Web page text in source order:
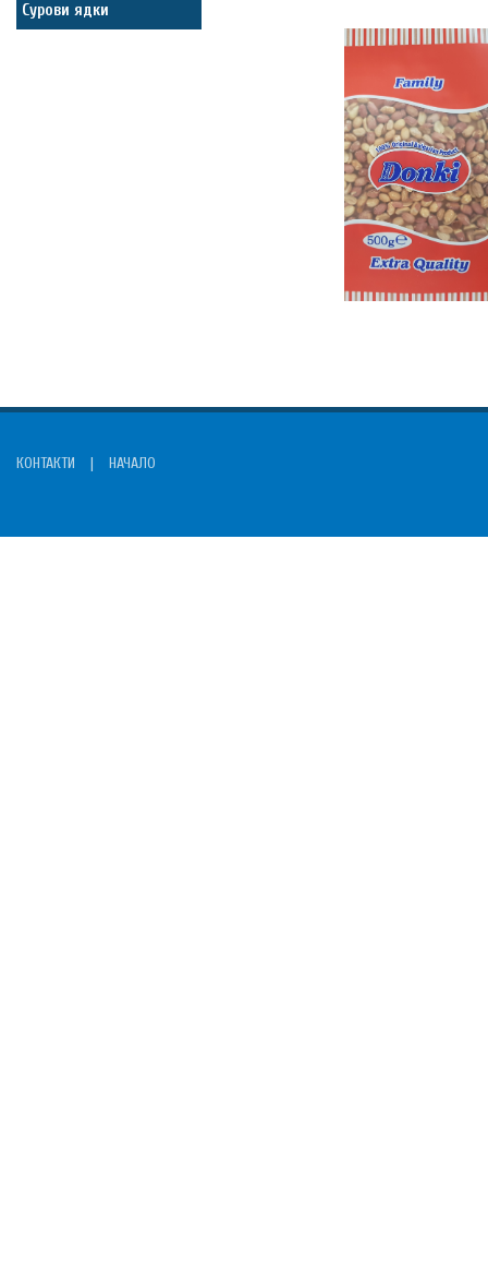
Сурови ядки
КОНТАКТИ | НАЧАЛО